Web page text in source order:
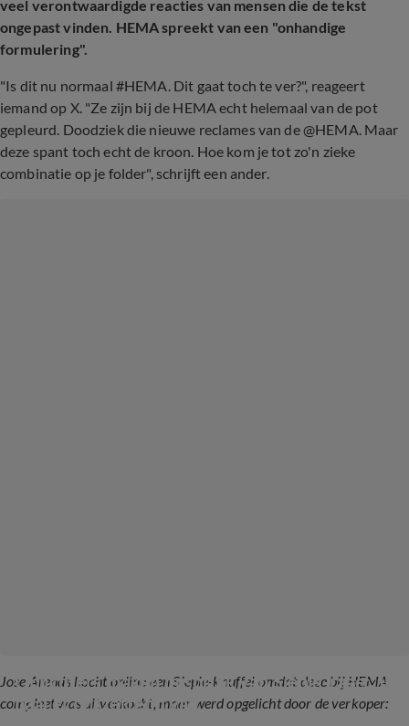
veel verontwaardigde reacties van mensen die de tekst
ongepast vinden. HEMA spreekt van een "onhandige
formulering".
"Is dit nu normaal #HEMA. Dit gaat toch te ver?", reageert
iemand op X. "Ze zijn bij de HEMA echt helemaal van de pot
gepleurd. Doodziek die nieuwe reclames van de @HEMA. Maar
deze spant toch echt de kroon. Hoe kom je tot zo'n zieke
combinatie op je folder", schrijft een ander.
Jose Arends kocht online een Siepie-knuffel omdat deze bij HEMA
compleet was uitverkocht, maar werd opgelicht door de verkoper:
Oplichters maken misbruik van Siepie-rage: 'Ik
baal er ontzettend van'